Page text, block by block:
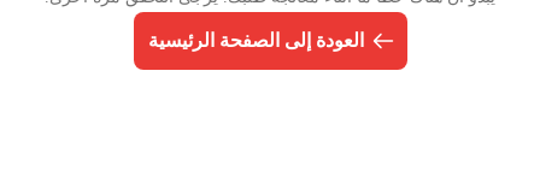
العودة إلى الصفحة الرئيسية